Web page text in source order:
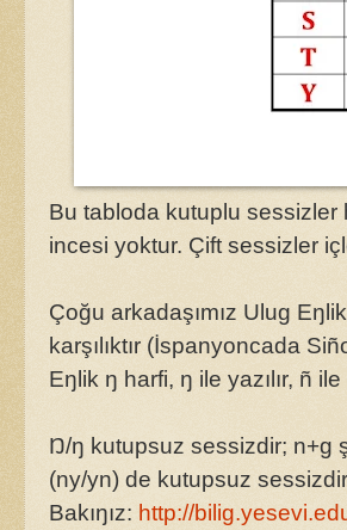
Bu tabloda kutuplu sessizler
incesi yoktur. Çift sessizler
Çoğu arkadaşımız Ulug Eŋlik (nazal) ŋ = 𐰭 ‘yi yazmak için ñ kullanıyor
karşılıktır (İspanyoncada
Ŋ/ŋ kutupsuz sessizdir; n+g
(ny/yn) de kutupsuz
Bakıŋız: http://